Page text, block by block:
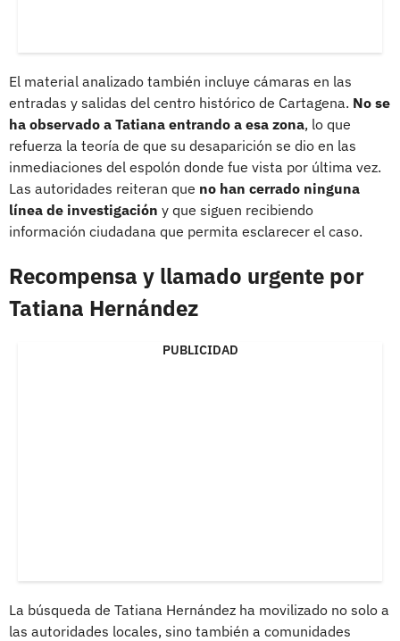
El material analizado también incluye cámaras en las
entradas y salidas del centro histórico de Cartagena. No se
ha observado a Tatiana entrando a esa zona, lo que
refuerza la teoría de que su desaparición se dio en las
inmediaciones del espolón donde fue vista por última vez.
Las autoridades reiteran que no han cerrado ninguna
línea de investigación y que siguen recibiendo
información ciudadana que permita esclarecer el caso.
Recompensa y llamado urgente por
Tatiana Hernández
PUBLICIDAD
La búsqueda de Tatiana Hernández ha movilizado no solo a
las autoridades locales, sino también a comunidades